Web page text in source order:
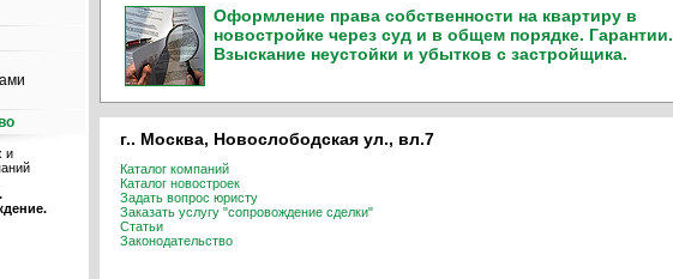
и
Оформление права собственности на квартиру в
новостройке через суд и в общем порядке. Гарантии.
Взыскание неустойки и убытков с застройщика.
г.. Москва, Новослободская ул., вл.7
Каталог компаний
Каталог новостроек
Задать вопрос юристу
Заказать услугу "сопровождение сделки"
Статьи
Законодательство